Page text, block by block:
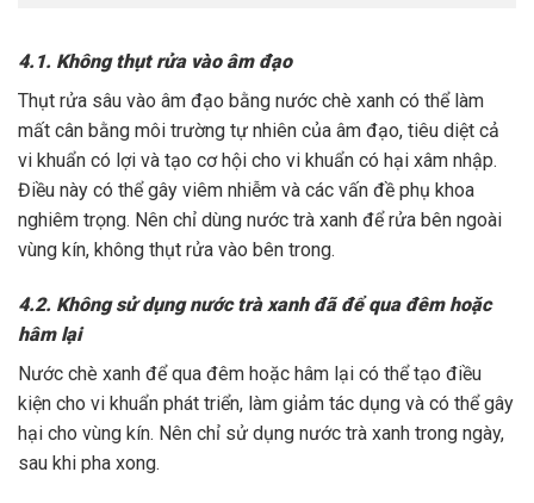
4.1. Không thụt rửa vào âm đạo
Thụt rửa sâu vào âm đạo bằng nước chè xanh có thể làm
mất cân bằng môi trường tự nhiên của âm đạo, tiêu diệt cả
vi khuẩn có lợi và tạo cơ hội cho vi khuẩn có hại xâm nhập.
Điều này có thể gây viêm nhiễm và các vấn đề phụ khoa
nghiêm trọng. Nên chỉ dùng nước trà xanh để rửa bên ngoài
vùng kín, không thụt rửa vào bên trong.
4.2. Không sử dụng nước trà xanh đã để qua đêm hoặc
hâm lại
Nước chè xanh để qua đêm hoặc hâm lại có thể tạo điều
kiện cho vi khuẩn phát triển, làm giảm tác dụng và có thể gây
hại cho vùng kín. Nên chỉ sử dụng nước trà xanh trong ngày,
sau khi pha xong.